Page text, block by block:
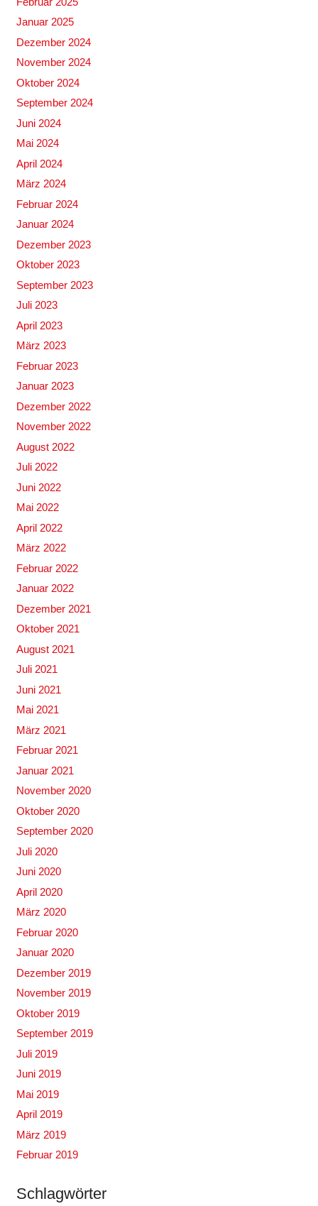
Januar 2025
Dezember 2024
November 2024
Oktober 2024
September 2024
Juni 2024
Mai 2024
April 2024
März 2024
Februar 2024
Januar 2024
Dezember 2023
Oktober 2023
September 2023
Juli 2023
April 2023
März 2023
Februar 2023
Januar 2023
Dezember 2022
November 2022
August 2022
Juli 2022
Juni 2022
Mai 2022
April 2022
März 2022
Februar 2022
Januar 2022
Dezember 2021
Oktober 2021
August 2021
Juli 2021
Juni 2021
Mai 2021
März 2021
Februar 2021
Januar 2021
November 2020
Oktober 2020
September 2020
Juli 2020
Juni 2020
April 2020
März 2020
Februar 2020
Januar 2020
Dezember 2019
November 2019
Oktober 2019
September 2019
Juli 2019
Juni 2019
Mai 2019
April 2019
März 2019
Februar 2019
Schlagwörter